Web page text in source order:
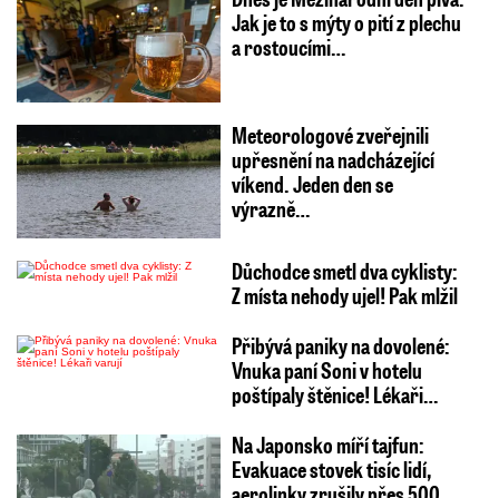
Jak je to s mýty o pití z plechu
a rostoucími…
Meteorologové zveřejnili
upřesnění na nadcházející
víkend. Jeden den se
výrazně…
Důchodce smetl dva cyklisty:
Z místa nehody ujel! Pak mlžil
Přibývá paniky na dovolené:
Vnuka paní Soni v hotelu
poštípaly štěnice! Lékaři…
Na Japonsko míří tajfun:
Evakuace stovek tisíc lidí,